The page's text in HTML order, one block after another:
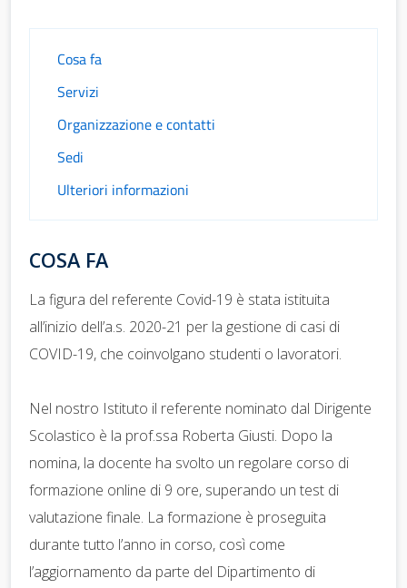
Cosa fa
Servizi
Organizzazione e contatti
Sedi
Ulteriori informazioni
COSA FA
La figura del referente Covid-19 è stata istituita
all’inizio dell’a.s. 2020-21 per la gestione di casi di
COVID-19, che coinvolgano studenti o lavoratori.
Nel nostro Istituto il referente nominato dal Dirigente
Scolastico è la prof.ssa Roberta Giusti. Dopo la
nomina, la docente ha svolto un regolare corso di
formazione online di 9 ore, superando un test di
valutazione finale. La formazione è proseguita
durante tutto l’anno in corso, così come
l’aggiornamento da parte del Dipartimento di